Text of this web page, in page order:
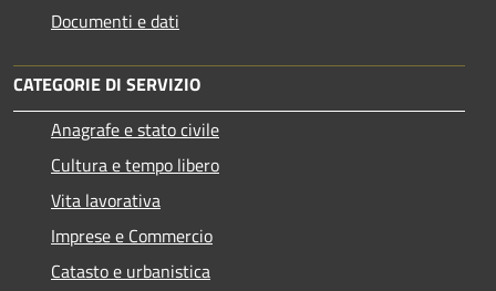
Documenti e dati
CATEGORIE DI SERVIZIO
Anagrafe e stato civile
Cultura e tempo libero
Vita lavorativa
Imprese e Commercio
Catasto e urbanistica